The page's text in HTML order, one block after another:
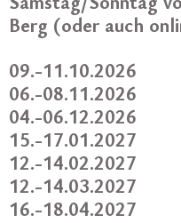
Berg (oder auch
09.-11.10.2026
06.-08.11.2026
04.-06.12.2026
15.-17.01.2027
12.-14.02.2027
12.-14.03.2027
16.-18.04.2027